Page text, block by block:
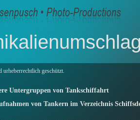
geschützt.
Untergruppen von Tankschiffahrt
von Tankern im Verzeichnis